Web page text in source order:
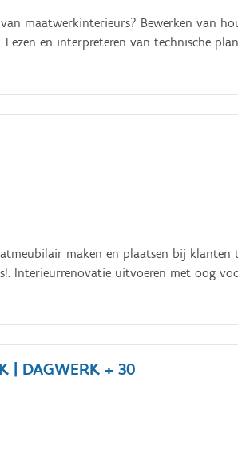
maatwerkinterieurs? Bewerken van
en interpreteren van technische
maken en plaatsen bij klanten
maken elke dag iets anders!. Interieurrenovatie uitvoeren met
| DAGWERK + 30